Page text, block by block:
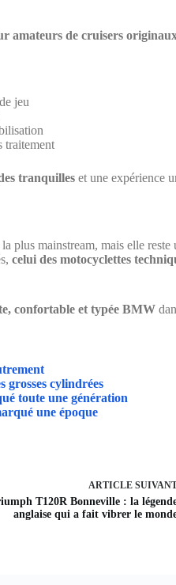
amateurs de cruisers
jeu
traitement
tranquilles et une expérience
plus mainstream, mais elle reste
celui des motocyclettes
confortable et typée BMW
grosses cylindrées
toute une génération
une époque
ARTICLE
T120R Bonneville : la
anglaise qui a fait vibrer le